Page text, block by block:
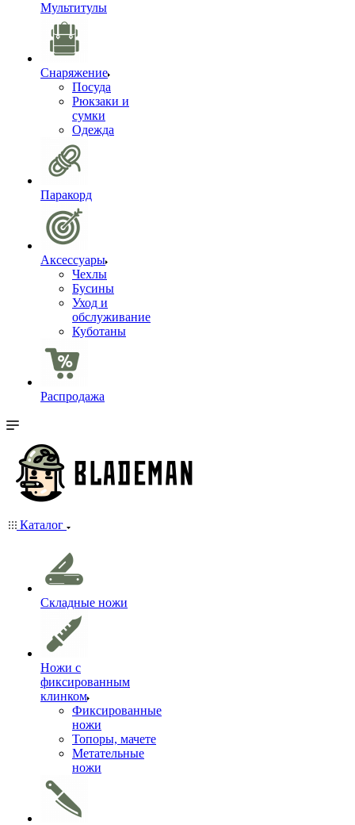
Мультитулы
Снаряжение
Посуда
Рюкзаки и
сумки
Одежда
Паракорд
Аксессуары
Чехлы
Бусины
Уход и
обслуживание
Куботаны
Распродажа
Каталог
Складные ножи
Ножи с
фиксированным
клинком
Фиксированные
ножи
Топоры, мачете
Метательные
ножи